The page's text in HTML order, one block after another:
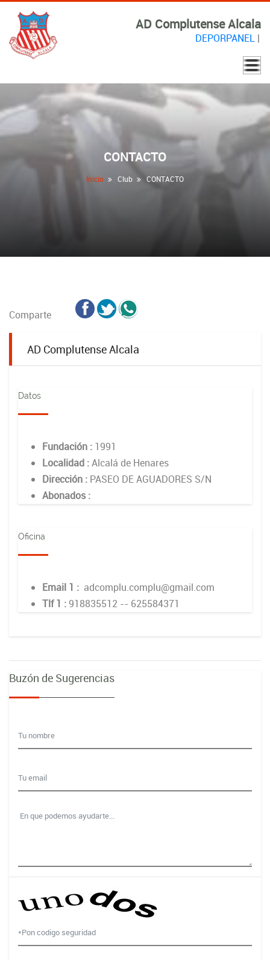
AD Complutense Alcala
DEPORPANEL|
CONTACTO
Inicio Club CONTACTO
Comparte
AD Complutense Alcala
Datos
Fundación : 1991
Localidad :Alcalá de Henares
Dirección : PASEO DE AGUADORES S/N
Abonados :
Oficina
Email 1 : adcomplu.complu@gmail.com
Tlf 1 :918835512 -- 625584371
Buzón de Sugerencias